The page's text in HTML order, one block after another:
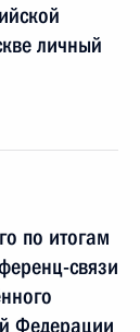
личный
по итогам
связи
Федерации